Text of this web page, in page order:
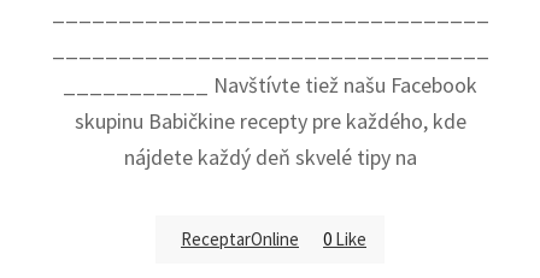
___________ Navštívte tiež našu Facebook
skupinu Babičkine recepty pre každého, kde
nájdete každý deň skvelé tipy na
ReceptarOnline 0 Like